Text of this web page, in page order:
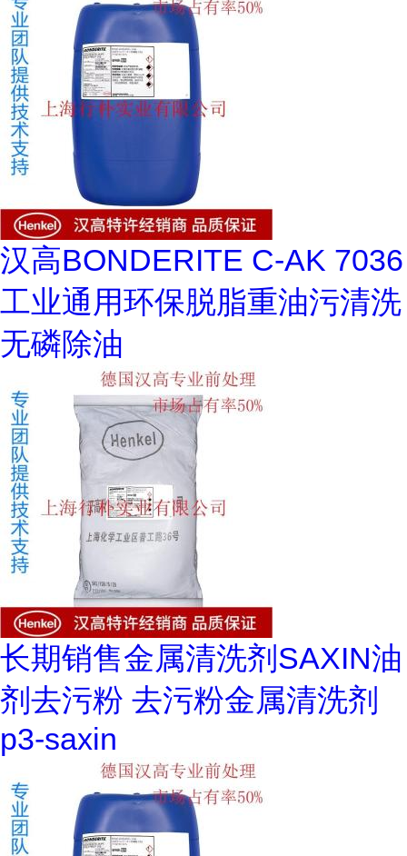
汉高BONDERITE C-AK 7036
工业通用环保脱脂重油污清洗
无磷除油
长期销售金属清洗剂SAXIN油
剂去污粉 去污粉金属清洗剂
p3-saxin